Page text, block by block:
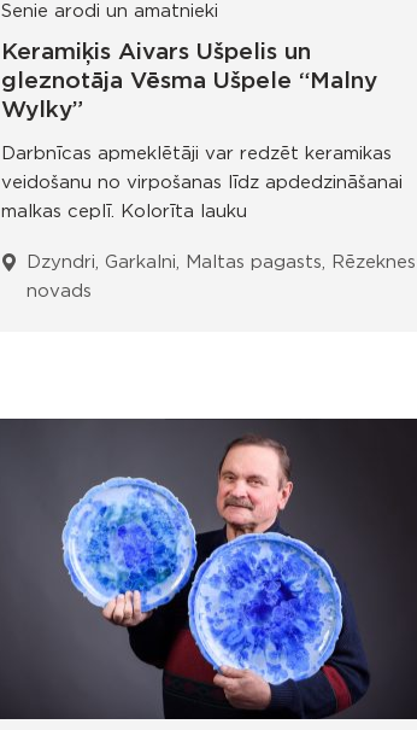
Senie arodi un amatnieki
Keramiķis Aivars Ušpelis un
gleznotāja Vēsma Ušpele “Malny
Wylky”
Darbnīcas apmeklētāji var redzēt keramikas
veidošanu no virpošanas līdz apdedzināšanai
malkas ceplī. Kolorīta lauku
Dzyndri, Garkalni, Maltas pagasts, Rēzeknes
novads